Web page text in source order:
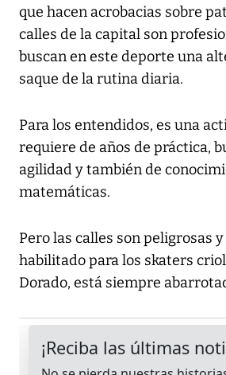
que hacen acrobacias sobre
calles de la capital son
buscan en este deporte una
saque de la rutina diaria.
Para los entendidos, es una
requiere de años de práctica,
agilidad y también de
matemáticas.
Pero las calles son peligrosas
habilitado para los skaters
Dorado, está siempre